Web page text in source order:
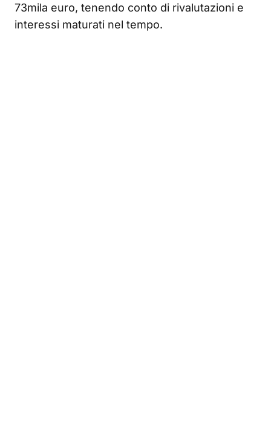
73mila euro, tenendo conto di rivalutazioni e
interessi maturati nel tempo.